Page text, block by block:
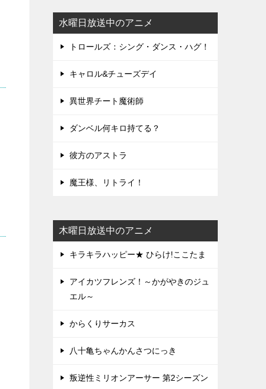
水曜日放送中のアニメ
トロールズ：シング・ダンス・ハグ！
キャロル&チューズデイ
異世界チート魔術師
ダンベル何キロ持てる？
彼方のアストラ
魔王様、リトライ！
木曜日放送中のアニメ
キラキラハッピー★ ひらけ!ここたま
アイカツフレンズ！～かがやきのジュ
エル～
からくりサーカス
八十亀ちゃんかんさつにっき
叛逆性ミリオンアーサー 第2シーズン